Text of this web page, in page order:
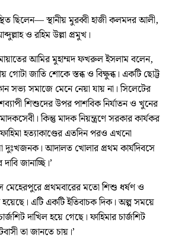
ছিলেন— স্থানীয় মুরব্বী হাজী কলমদর আলী,
ও রহিম উল্লা প্রমুখ।
আমির মুহাম্মদ ফখরুল ইসলাম বলেন,
গোটা জাতি শোকে স্তব্ধ ও বিক্ষুব্ধ। একটি ছোট্ট
সভ্য সমাজে মেনে নেয়া যায় না। সিলেটের
শিশুদের উপর পাশবিক নির্যাতন ও খুনের
কিন্তু মাদক নিয়ন্ত্রণে সরকার কার্যকর
হত্যাকাণ্ডের এতদিন পরও এখনো
দুঃখজনক। আদালত খোলার প্রথম কার্যদিবসে
জানাচ্ছি।’
মেহেরপুরে প্রথমবারের মতো শিশু ধর্ষণ ও
হয়েছে। এটি একটি ইতিবাচক দিক। অল্প সময়ে
দাখিল হয়ে গেছে। ফাহিমার চার্জশিট
তা জানতে চায়।’